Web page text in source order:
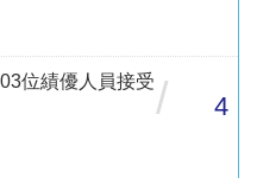
位績優人員接受/ 4